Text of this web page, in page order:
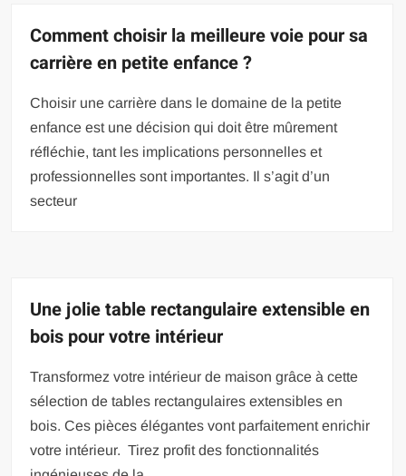
Comment choisir la meilleure voie pour sa
carrière en petite enfance ?
Choisir une carrière dans le domaine de la petite
enfance est une décision qui doit être mûrement
réfléchie, tant les implications personnelles et
professionnelles sont importantes. Il s’agit d’un
secteur
Une jolie table rectangulaire extensible en
bois pour votre intérieur
Transformez votre intérieur de maison grâce à cette
sélection de tables rectangulaires extensibles en
bois. Ces pièces élégantes vont parfaitement enrichir
votre intérieur. Tirez profit des fonctionnalités